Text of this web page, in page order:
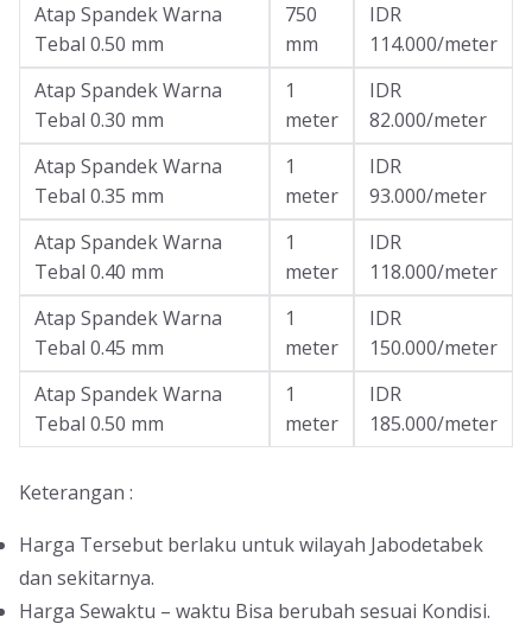
Atap Spandek Warna
Tebal 0.50 mm
750
mm
IDR
114.000/meter
Atap Spandek Warna
Tebal 0.30 mm
1
meter
IDR
82.000/meter
Atap Spandek Warna
Tebal 0.35 mm
1
meter
IDR
93.000/meter
Atap Spandek Warna
Tebal 0.40 mm
1
meter
IDR
118.000/meter
Atap Spandek Warna
Tebal 0.45 mm
1
meter
IDR
150.000/meter
Atap Spandek Warna
Tebal 0.50 mm
1
meter
IDR
185.000/meter
Keterangan :
Harga Tersebut berlaku untuk wilayah Jabodetabek
dan sekitarnya.
Harga Sewaktu – waktu Bisa berubah sesuai Kondisi.